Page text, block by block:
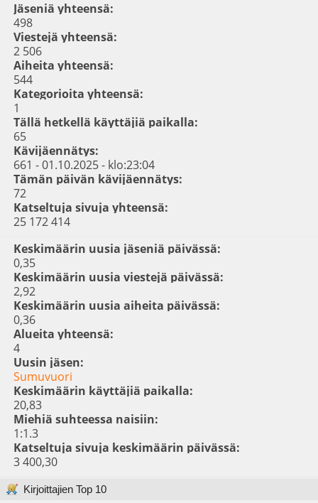
Jäseniä yhteensä:
498
Viestejä yhteensä:
2 506
Aiheita yhteensä:
544
Kategorioita yhteensä:
1
Tällä hetkellä käyttäjiä paikalla:
65
Kävijäennätys:
661 - 01.10.2025 - klo:23:04
Tämän päivän kävijäennätys:
72
Katseltuja sivuja yhteensä:
25 172 414
Keskimäärin uusia jäseniä päivässä:
0,35
Keskimäärin uusia viestejä päivässä:
2,92
Keskimäärin uusia aiheita päivässä:
0,36
Alueita yhteensä:
4
Uusin jäsen:
Sumuvuori
Keskimäärin käyttäjiä paikalla:
20,83
Miehiä suhteessa naisiin:
1:1.3
Katseltuja sivuja keskimäärin päivässä:
3 400,30
Kirjoittajien Top 10